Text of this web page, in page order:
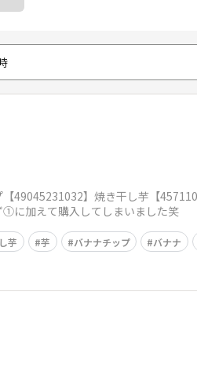
49045231032】焼き干し芋【
①に加えて購入してしまいました笑
芋 芋 バナナチップ バナナ